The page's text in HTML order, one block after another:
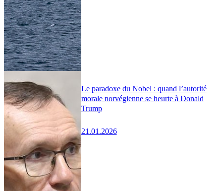
Le paradoxe du Nobel : quand l’autorité
morale norvégienne se heurte à Donald
Trump
21.01.2026